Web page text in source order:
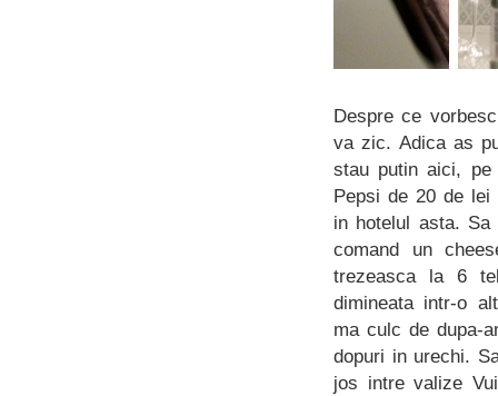
Despre ce
va zic. Adica as
stau putin aici, pe
Pepsi de 20 de
in hotelul asta.
comand un
trezeasca la 6
dimineata intr-o
ma culc de dupa-
dopuri in urechi.
jos intre valize